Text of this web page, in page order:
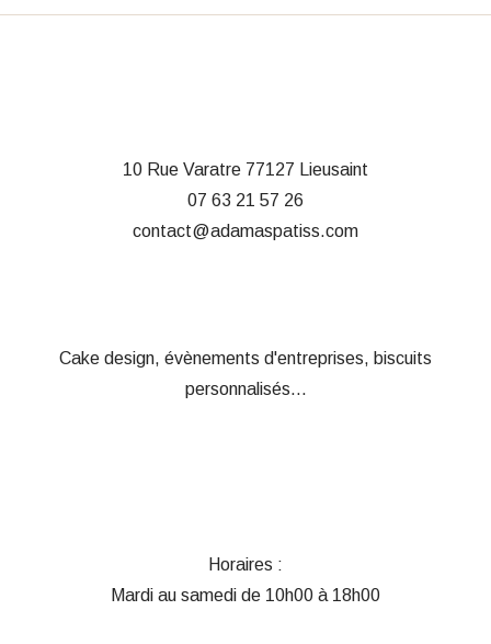
10 Rue Varatre 77127 Lieusaint
07 63 21 57 26
contact@adamaspatiss.com
Cake design, évènements d'entreprises, biscuits
personnalisés...
Horaires :
Mardi au samedi de 10h00 à 18h00